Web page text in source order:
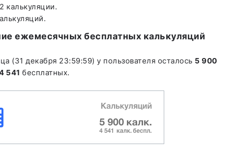
калькуляции.
ежемесячных бесплатных калькуляций
(31 декабря 23:59:59) у пользователя осталось 5 900
541 бесплатных.